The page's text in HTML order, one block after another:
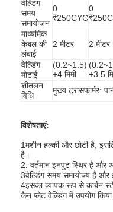
वेल्डिंग
समय
समायोजन
0
₹250CYC
0
माध्यमिक
केबल की
लंबाई
2 मीटर 2 मीटर
वेल्डिंग
मोटाई
(0.2~1.5)
+4 मिमी
+3.5
शीतलन
विधि
मुख्य ट्रांसफार्मर:
विशेषताएं:
1मशीन हल्की और छोटी है,
है।
2. वर्तमान इनपुट स्थिर है और
3वेल्डिंग समय समायोज्य है और
4इसका व्यापक रूप से कार्बन
कैन प्लेट वेल्डिंग में उपयोग